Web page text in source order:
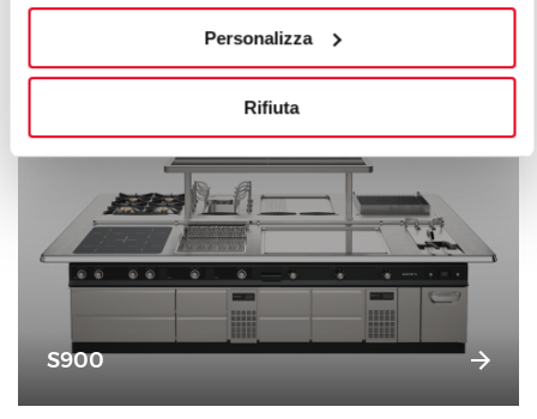
Personalizza
Rifiuta
funcionalidade, eficiência energética, segurança e
tecnologia, assim como linhas de beleza requintada.
S900